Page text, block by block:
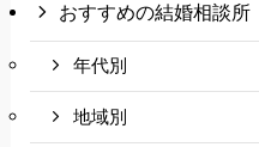
おすすめの結婚相談所
年代別
地域別